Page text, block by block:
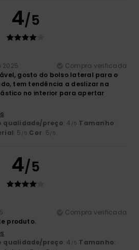
4/5
2025
Compra verificada
gosto do bolso lateral para o
tem tendência a deslizar na
no interior para apertar
qualidade/preço: 4 /5 Tamanho:
: 5 /5 Cor: 5/5
4/5
Compra verificada
produto.
qualidade/preço: 4 /5 Tamanho: